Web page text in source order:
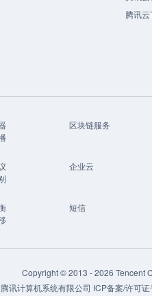
腾讯
区块链服务
企业云
短信
Copyright © 2013 -2026 Tencent
讯计算机系统有限公司 ICP备案/许可证